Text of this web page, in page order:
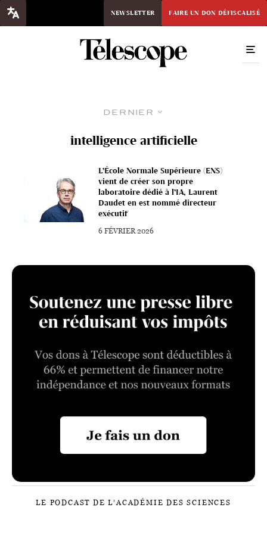
NEWSLETTER FAIRE UN DON DÉFISCALISÉ
Dernier
intelligence artificielle
L’École Normale Supérieure (ENS)
vient de créer son propre
laboratoire dédié à l’IA, Laurent
Daudet en est nommé directeur
exécutif
6 FÉVRIER 2026
LE PODCAST DE L’ACADÉMIE DES SCIENCES